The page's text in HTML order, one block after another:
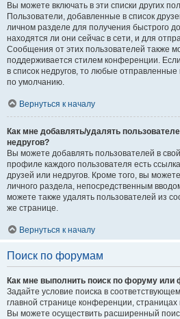
Вы можете включать в эти списки других
Пользователи, добавленные в список
личном разделе для получения быстрого
находятся ли они сейчас в сети, и для
Сообщения от этих пользователей также
поддерживается стилем конференции.
в список недругов, то любые
по умолчанию.
Вернуться к началу
Как мне добавлять/удалять
недругов?
Вы можете добавлять пользователей в
профиле каждого пользователя есть
друзей или недругов. Кроме того, вы
личного раздела, непосредственным
можете также удалять пользователей из
же странице.
Вернуться к началу
Поиск по форумам
Как мне выполнить поиск по форуму
Задайте условие поиска в
главной странице конференции,
Вы можете осуществить расширенный